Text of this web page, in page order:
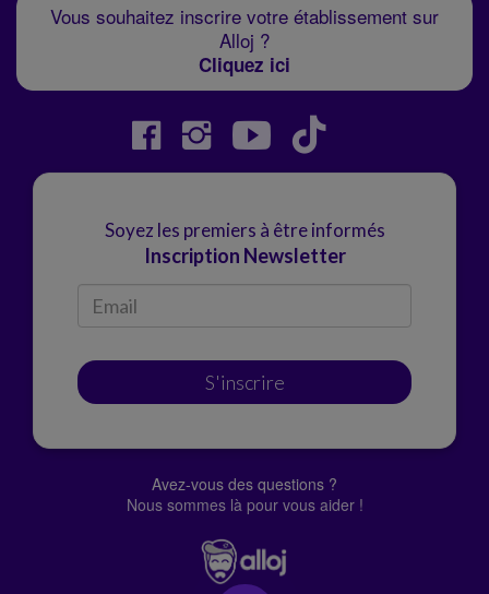
Vous souhaitez inscrire votre établissement sur
Alloj ?
Cliquez ici
Soyez les premiers à être informés
Inscription Newsletter
S'inscrire
Avez-vous des questions ?
Nous sommes là pour vous aider !